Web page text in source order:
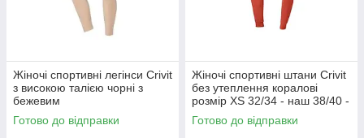
Жіночі спортивні легінси Crivit
з високою талією чорні з
бежевим
Готово до відправки
Жіночі спортивні штани Crivit
без утеплення коралові
розмір XS 32/34 - наш 38/40 -
на ОС 80-85 см
Готово до відправки